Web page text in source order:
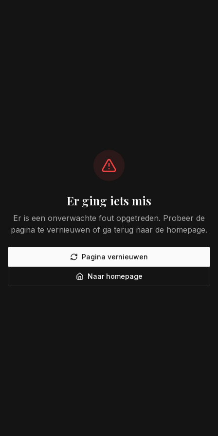
Er ging iets mis
Er is een onverwachte fout opgetreden. Probeer de
pagina te vernieuwen of ga terug naar de homepage.
Pagina vernieuwen
Naar homepage